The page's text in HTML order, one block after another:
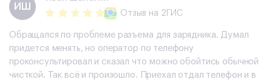
​ИШ
Отзыв на 2ГИС
Обращался по проблеме разъема для зарядника. Думал
придется менять, но оператор по телефону
проконсультировал и сказал что можно обойтись обычной
чисткой. Так всё и произошло. Приехал отдал телефон и в